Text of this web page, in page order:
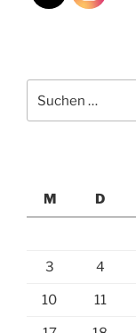
nach:
M
D
3 4
10 11